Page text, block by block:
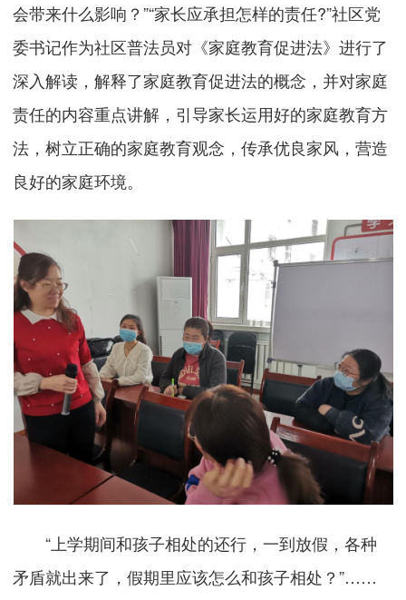
会带来什么影响？”“家长应承担怎样的责任?”社区党
委书记作为社区普法员对《家庭教育促进法》进行了
深入解读，解释了家庭教育促进法的概念，并对家庭
责任的内容重点讲解，引导家长运用好的家庭教育方
法，树立正确的家庭教育观念，传承优良家风，营造
良好的家庭环境。
“上学期间和孩子相处的还行，一到放假，各种
矛盾就出来了，假期里应该怎么和孩子相处？”……